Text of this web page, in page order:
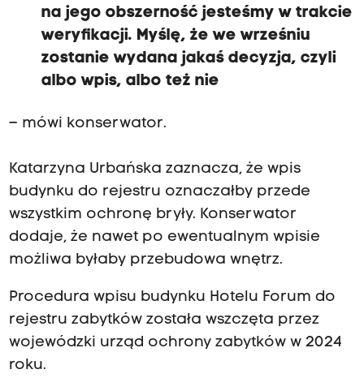
na jego obszerność jesteśmy w trakcie
weryfikacji. Myślę, że we wrześniu
zostanie wydana jakaś decyzja, czyli
albo wpis, albo też nie
– mówi konserwator.
Katarzyna Urbańska zaznacza, że wpis
budynku do rejestru oznaczałby przede
wszystkim ochronę bryły. Konserwator
dodaje, że nawet po ewentualnym wpisie
możliwa byłaby przebudowa wnętrz.
Procedura wpisu budynku Hotelu Forum do
rejestru zabytków została wszczęta przez
wojewódzki urząd ochrony zabytków w 2024
roku.
c
j
a
ł
a
d